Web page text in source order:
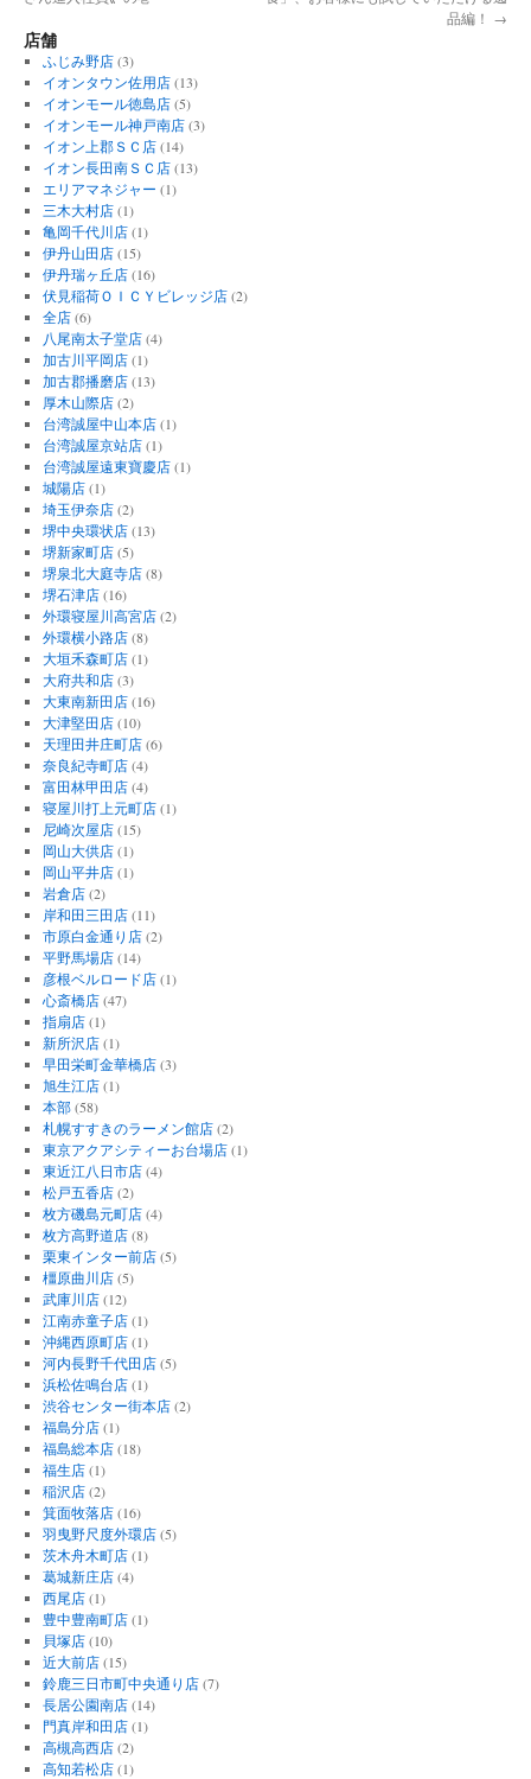
品編！ →
店舗
ふじみ野店(3)
イオンタウン佐用店(13)
イオンモール徳島店(5)
イオンモール神戸南店(3)
イオン上郡ＳＣ店(14)
イオン長田南ＳＣ店(13)
エリアマネジャー (1)
三木大村店(1)
亀岡千代川店(1)
伊丹山田店(15)
伊丹瑞ヶ丘店(16)
伏見稲荷ＯＩＣＹビレッジ店(2)
全店(6)
八尾南太子堂店(4)
加古川平岡店(1)
加古郡播磨店(13)
厚木山際店(2)
台湾誠屋中山本店(1)
台湾誠屋京站店(1)
台湾誠屋遠東寶慶店(1)
城陽店(1)
埼玉伊奈店(2)
堺中央環状店(13)
堺新家町店(5)
堺泉北大庭寺店(8)
堺石津店(16)
外環寝屋川高宮店(2)
外環横小路店(8)
大垣禾森町店(1)
大府共和店(3)
大東南新田店(16)
大津堅田店(10)
天理田井庄町店(6)
奈良紀寺町店(4)
富田林甲田店(4)
寝屋川打上元町店(1)
尼崎次屋店(15)
岡山大供店(1)
岡山平井店(1)
岩倉店(2)
岸和田三田店(11)
市原白金通り店(2)
平野馬場店(14)
彦根ベルロード店(1)
心斎橋店(47)
指扇店(1)
新所沢店(1)
早田栄町金華橋店(3)
旭生江店(1)
本部(58)
札幌すすきのラーメン館店(2)
東京アクアシティーお台場店(1)
東近江八日市店(4)
松戸五香店(2)
枚方磯島元町店(4)
枚方高野道店(8)
栗東インター前店(5)
橿原曲川店(5)
武庫川店(12)
江南赤童子店(1)
沖縄西原町店(1)
河内長野千代田店(5)
浜松佐鳴台店(1)
渋谷センター街本店(2)
福島分店(1)
福島総本店(18)
福生店(1)
稲沢店(2)
箕面牧落店(16)
羽曳野尺度外環店(5)
茨木舟木町店(1)
葛城新庄店(4)
西尾店(1)
豊中豊南町店(1)
貝塚店(10)
近大前店(15)
鈴鹿三日市町中央通り店(7)
長居公園南店(14)
門真岸和田店(1)
高槻高西店(2)
高知若松店(1)